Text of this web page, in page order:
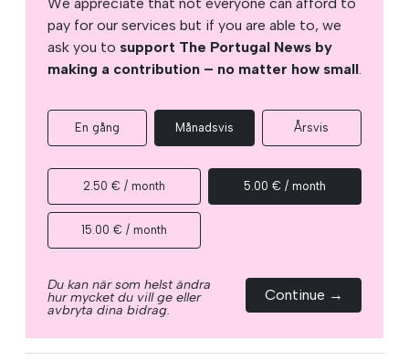
pay for our services but if you are able to, we
ask you to support The Portugal News by
making a contribution – no matter how small.
En gång Månadsvis Årsvis
2.50 € / month 5.00 € / month
15.00 € / month
Du kan när som helst ändra
hur mycket du vill ge eller
avbryta dina bidrag.
Continue →